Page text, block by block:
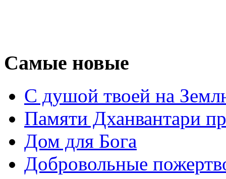
Самые новые
С душой твоей на
Памяти Дханвантари
Дом для Бога
Добровольные